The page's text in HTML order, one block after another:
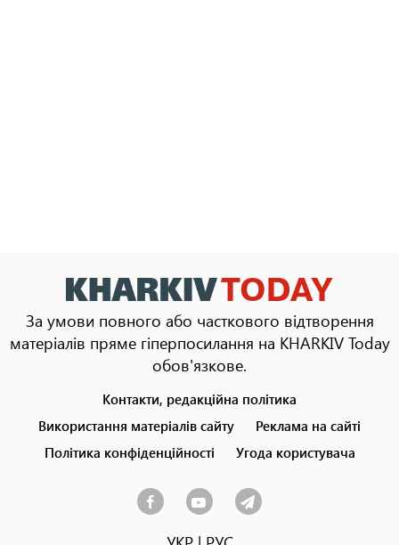
За умови повного або часткового відтворення
матеріалів пряме гіперпосилання на KHARKIV Today
обов'язкове.
menu
Контакти, редакційна політика
Використання матеріалів сайту
Реклама на сайті
Політика конфіденційності
Угода користувача